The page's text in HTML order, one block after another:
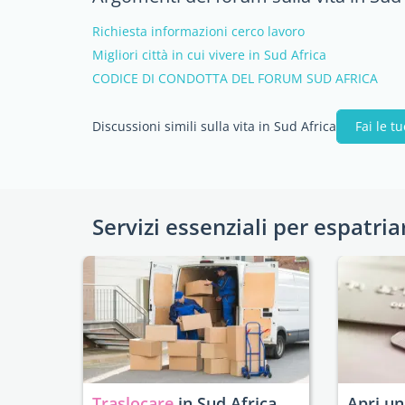
Richiesta informazioni cerco lavoro
Migliori città in cui vivere in Sud Africa
CODICE DI CONDOTTA DEL FORUM SUD AFRICA
Discussioni simili sulla vita in Sud Africa Fai le
Servizi essenziali per